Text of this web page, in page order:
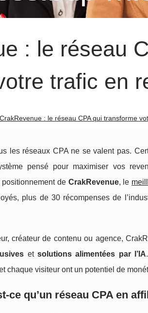
: le réseau
trafic en
CrakRevenue : le réseau CPA qui transforme
les réseaux CPA ne se valent pas.
pensé pour maximiser vos
positionnement de CrakRevenue, le
plus de 30 récompenses de
créateur de contenu ou agence,
etsolutions alimentées par l’IA
chaque visiteur ont un potentiel de
ce qu’un réseau CPA en